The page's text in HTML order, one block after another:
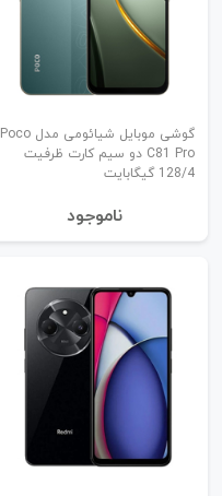
گوشی موبایل شیائومی مدل Poco
C81 Pro دو سیم کارت ظرفیت
128/4 گیگابایت
نا‌موجود